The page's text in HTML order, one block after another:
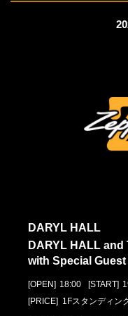
DARYL HALL
DARYL HALL and
with Special Guest
[OPEN] 18:00 [START]
[PRICE] 1Fスタンディン